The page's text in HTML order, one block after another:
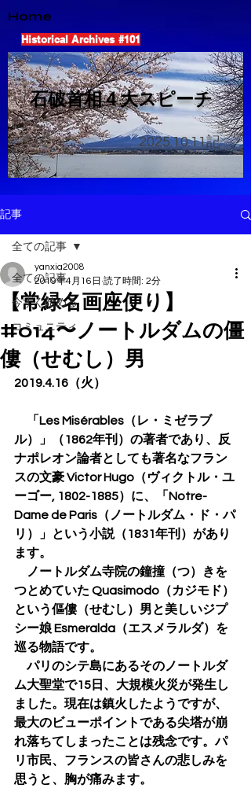
Home
Historical Archives #101
​石破首相４大スピーチ
2025.10.11記
記事
全ての記事
今すぐ始める
コミュニティ
全ての記事
【常緑名画座便り】
#014〜ノートルダムの僵
僂（せむし）男
yanxia2008
2019年4月16日 読了時間: 2分
2019.4.16（火）
「Les Misérables（レ・ミゼラブ
ル）」（1862年刊）の著者であり、反
ナポレオン論者としても著名なフラン
スの文豪 Victor Hugo（ヴィクトル・ユ
ーゴー, 1802-1885）に、「Notre-
Dame de Paris（ノートルダム・ド・パ
リ）」という小説（1831年刊）があり
ます。
ノートルダム寺院の鐘撞（つ）きを
つとめていた Quasimodo（カジモド）
という傴僂（せむし）男と美しいジプ
シー娘 Esmeralda（エスメラルダ）を
巡る物語です。
パリのシテ島にあるそのノートルダ
ム大聖堂で15日、大規模火災が発生し
ました。現在は鎮火したようですが、
最大のビューポイントである尖塔が崩
れ落ちてしまったことは残念です。パ
リ市民、フランスの皆さんの悲しみを
思うと、胸が痛みます。